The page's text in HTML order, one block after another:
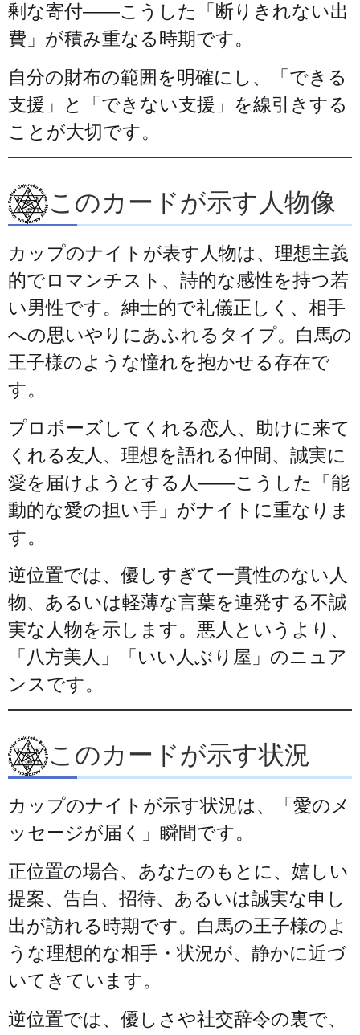
剰な寄付——こうした「断りきれない出
費」が積み重なる時期です。
自分の財布の範囲を明確にし、「できる
支援」と「できない支援」を線引きする
ことが大切です。
このカードが示す人物像
カップのナイトが表す人物は、理想主義
的でロマンチスト、詩的な感性を持つ若
い男性です。紳士的で礼儀正しく、相手
への思いやりにあふれるタイプ。白馬の
王子様のような憧れを抱かせる存在で
す。
プロポーズしてくれる恋人、助けに来て
くれる友人、理想を語れる仲間、誠実に
愛を届けようとする人——こうした「能
動的な愛の担い手」がナイトに重なりま
す。
逆位置では、優しすぎて一貫性のない人
物、あるいは軽薄な言葉を連発する不誠
実な人物を示します。悪人というより、
「八方美人」「いい人ぶり屋」のニュア
ンスです。
このカードが示す状況
カップのナイトが示す状況は、「愛のメ
ッセージが届く」瞬間です。
正位置の場合、あなたのもとに、嬉しい
提案、告白、招待、あるいは誠実な申し
出が訪れる時期です。白馬の王子様のよ
うな理想的な相手・状況が、静かに近づ
いてきています。
逆位置では、優しさや社交辞令の裏で、